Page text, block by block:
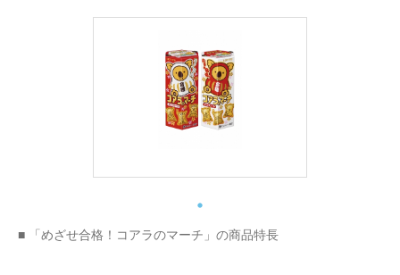
■ 「めざせ合格！コアラのマーチ」の商品特長